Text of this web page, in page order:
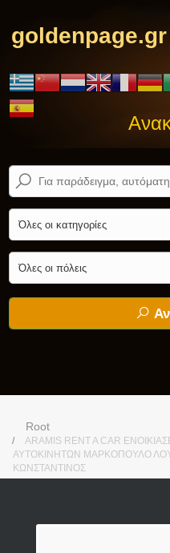
goldenpage.gr
Root
ARAMIS RENT A CAR
ΑΥΤΟΚΙΝΗΤΩΝ ΜΑΡΚΟΠΟΥΛΟ
ΚΩΝΣΤΑΝΤΙΝΟΣ